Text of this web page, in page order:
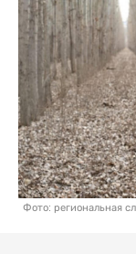
Фото: региональная